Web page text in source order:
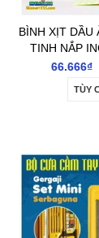
BÌNH XỊT DẦU
TINH NẮP
66.666₫
TÙY